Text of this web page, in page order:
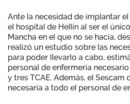
Ante la necesidad de implantar el
el hospital de Hellín al ser el
Mancha en el que no se hacía,
realizó un estudio sobre las
para poder llevarlo a cabo,
personal de enfermería
y tres TCAE. Además, el Sescam
necesaria a todo el personal de